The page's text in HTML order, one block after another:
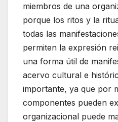
miembros de una
porque los ritos y la
todas las
permiten la expresión
una forma útil de
acervo cultural e
importante, ya que por
componentes pueden
organizacional puede